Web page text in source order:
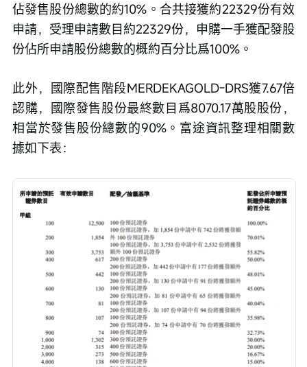
佔發售股份總數的約10%。合共接獲約22329份有效
申請，受理申請數目約22329份，申購一手獲配發股
份佔所申請股份總數的概約百分比爲100%。
此外，國際配售階段MERDEKAGOLD-DRS獲7.67倍
認購，國際發售股份最終數目爲8070.17萬股股份，
相當於發售股份總數的90%。富途資訊整理相關數
據如下表：